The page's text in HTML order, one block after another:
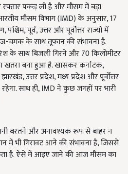
पकड़ ली है और मौसम में बड़ा
मौसम विभाग (IMD) के अनुसार, 17
पूर्व, उत्तर और पूर्वोत्तर राज्यों में
चमक के साथ तूफान की संभावना है.
के साथ बिजली गिरने और 70 किलोमीटर
खतरा बना हुआ है. खासकर कर्नाटक,
उत्तर प्रदेश, मध्य प्रदेश और पूर्वोत्तर
साथ ही, IMD ने कुछ जगहों पर भारी
बरतने और अनावश्यक रूप से बाहर न
में भी गिरावट आने की संभावना है, जिससे
है. ऐसे में आइए जाने की आज मौसम का